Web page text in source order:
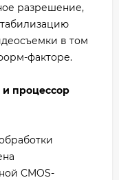
разрешение,
в том
факторе.
и процессор
CMOS-